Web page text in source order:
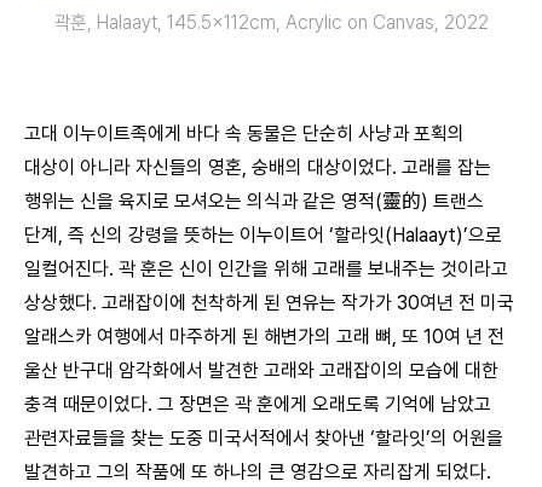
곽훈, Halaayt, 145.5x112cm, Acrylic on Canvas, 2022
고대 이누이트족에게 바다 속 동물은 단순히 사냥과 포획의
대상이 아니라 자신들의 영혼, 숭배의 대상이었다. 고래를 잡는
행위는 신을 육지로 모셔오는 의식과 같은 영적(靈的) 트랜스
단계, 즉 신의 강령을 뜻하는 이누이트어 ‘할라잇(Halaayt)’으로
일컬어진다. 곽 훈은 신이 인간을 위해 고래를 보내주는 것이라고
상상했다. 고래잡이에 천착하게 된 연유는 작가가 30여년 전 미국
알래스카 여행에서 마주하게 된 해변가의 고래 뼈, 또 10여 년 전
울산 반구대 암각화에서 발견한 고래와 고래잡이의 모습에 대한
충격 때문이었다. 그 장면은 곽 훈에게 오래도록 기억에 남았고
관련자료들을 찾는 도중 미국서적에서 찾아낸 ‘할라잇’의 어원을
발견하고 그의 작품에 또 하나의 큰 영감으로 자리잡게 되었다.